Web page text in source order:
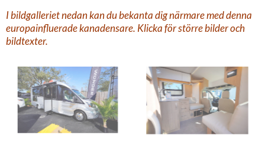
I bildgalleriet nedan kan du bekanta dig närmare med denna
europainfluerade kanadensare. Klicka för större bilder och
bildtexter.